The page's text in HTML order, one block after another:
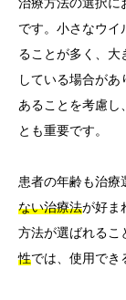
です。小さなウイ
ることが多く、大
している場合が
あることを考慮し、
とも重要です。
患者の年齢も治療
ない治療法が好ま
方法が選ばれるこ
性では、使用でき